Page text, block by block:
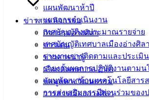
แผนพัฒนาห้าปี
แผนการดำเนินงาน
เทศบัญญัติงบประมาณรายจ่าย
เทศบัญญัติเทศบาลเมืองอ่างศิลา
รายงานการติดตามและประเมิ
รายงานผลการปฏิบัติงานตาม
แผนพัฒนาด้านเทคโนโลยีสาร
การส่งเสริมการมีส่วนร่วมของ
ข่าวสาร กิจกรรม
กิจกรรมอ่างศิลา
ข่าวเด่น
ข่าวสารน่ารู้
เลือกตั้งเทศบาล 2568
ข้อมูลทางวัฒนธรรม
วารสารเมืองอ่างศิลา